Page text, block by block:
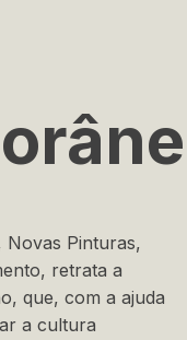
Novas Pinturas,
retrata a
que, com a ajuda
a cultura